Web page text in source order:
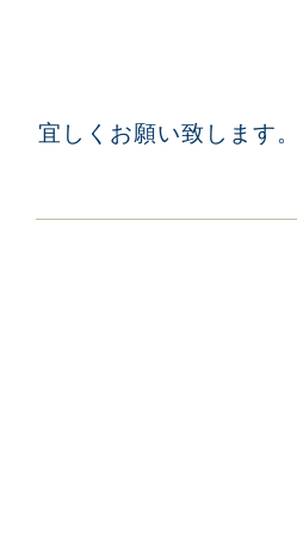
宜しくお願い致します。